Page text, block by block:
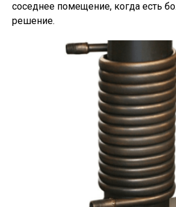
соседнее помещение, когда есть
решение.